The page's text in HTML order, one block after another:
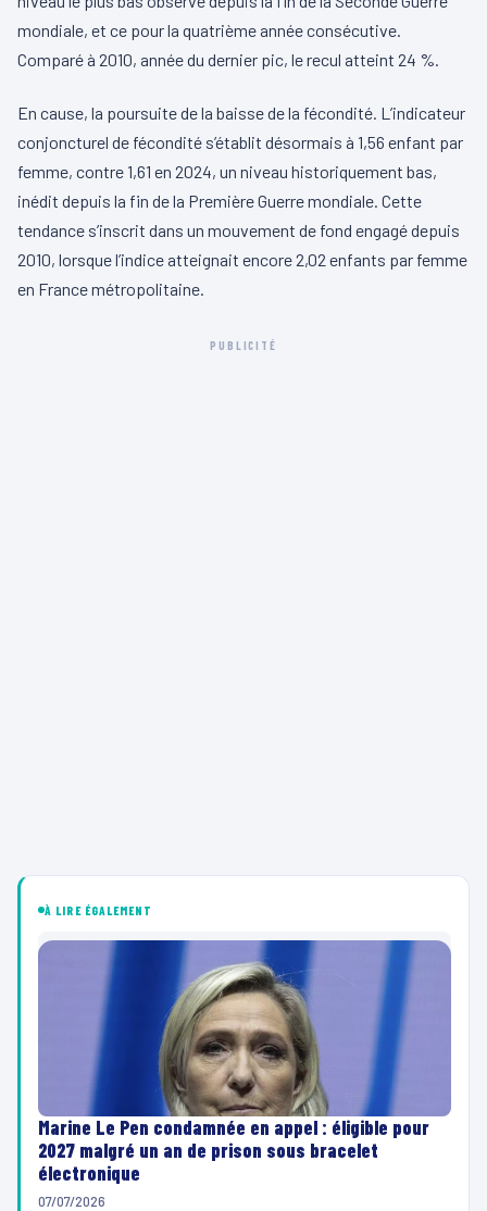
mondiale, et ce pour la quatrième année consécutive.
Comparé à 2010, année du dernier pic, le recul atteint 24 %.
En cause, la poursuite de la baisse de la fécondité. L’indicateur
conjoncturel de fécondité s’établit désormais à 1,56 enfant par
femme, contre 1,61 en 2024, un niveau historiquement bas,
inédit depuis la fin de la Première Guerre mondiale. Cette
tendance s’inscrit dans un mouvement de fond engagé depuis
2010, lorsque l’indice atteignait encore 2,02 enfants par femme
en France métropolitaine.
PUBLICITÉ
À LIRE ÉGALEMENT
Marine Le Pen condamnée en appel : éligible pour
2027 malgré un an de prison sous bracelet
électronique
07/07/2026